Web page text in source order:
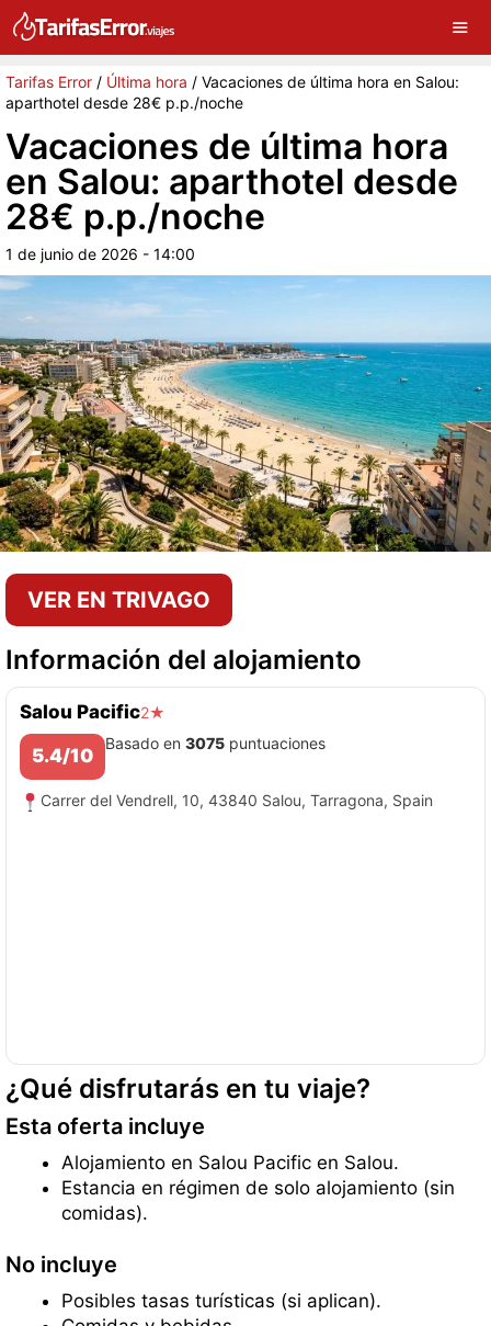
Tarifas Error / Última hora / Vacaciones de última hora en Salou:
aparthotel desde 28€ p.p./noche
Vacaciones de última hora
en Salou: aparthotel desde
28€ p.p./noche
1 de junio de 2026 - 14:00
VER EN TRIVAGO
Información del alojamiento
Salou Pacific2★
5.4/10
Basado en 3075 puntuaciones
Carrer del Vendrell, 10, 43840 Salou, Tarragona, Spain
¿Qué disfrutarás en tu viaje?
Esta oferta incluye
Alojamiento en Salou Pacific en Salou.
Estancia en régimen de solo alojamiento (sin
comidas).
No incluye
Posibles tasas turísticas (si aplican).
G Sigue a Tarifas Error en Google ×